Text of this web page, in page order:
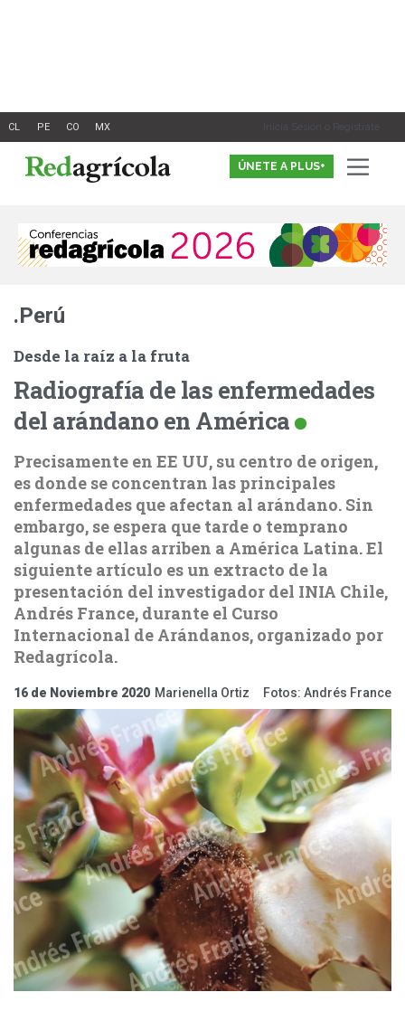
Inicia Sesión o Registrate
ÚNETE A PLUS+
.Perú
Desde la raíz a la fruta
Radiografía de las enfermedades
del arándano en América
Precisamente en EE UU, su centro de origen,
es donde se concentran las principales
enfermedades que afectan al arándano. Sin
embargo, se espera que tarde o temprano
algunas de ellas arriben a América Latina. El
siguiente artículo es un extracto de la
presentación del investigador del INIA Chile,
Andrés France, durante el Curso
Internacional de Arándanos, organizado por
Redagrícola.
16 de Noviembre 2020 Marienella Ortiz Fotos: Andrés France